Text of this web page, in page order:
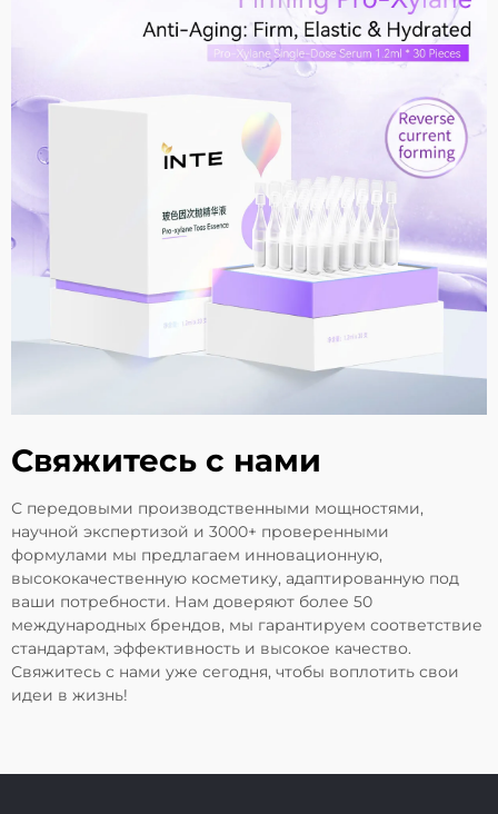
Свяжитесь с нами
С передовыми производственными мощностями,
научной экспертизой и 3000+ проверенными
формулами мы предлагаем инновационную,
высококачественную косметику, адаптированную под
ваши потребности. Нам доверяют более 50
международных брендов, мы гарантируем соответствие
стандартам, эффективность и высокое качество.
Свяжитесь с нами уже сегодня, чтобы воплотить свои
идеи в жизнь!